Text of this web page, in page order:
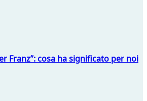
Franz”: cosa ha significato per noi